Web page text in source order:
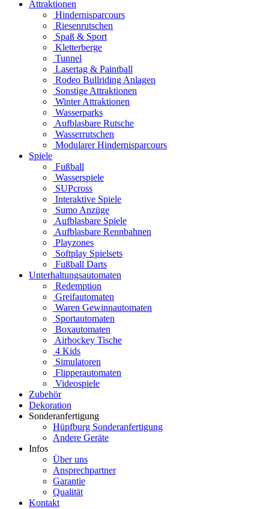
Attraktionen
Hindernisparcours
Riesenrutschen
Spaß & Sport
Kletterberge
Tunnel
Lasertag & Paintball
Rodeo Bullriding Anlagen
Sonstige Attraktionen
Winter Attraktionen
Wasserparks
Aufblasbare Rutsche
Wasserrutschen
Modularer Hindernisparcours
Spiele
Fußball
Wasserspiele
SUPcross
Interaktive Spiele
Sumo Anzüge
Aufblasbare Spiele
Aufblasbare Rennbahnen
Playzones
Softplay Spielsets
Fußball Darts
Unterhaltungsautomaten
Redemption
Greifautomaten
Waren Gewinnautomaten
Sportautomaten
Boxautomaten
Airhockey Tische
4 Kids
Simulatoren
Flipperautomaten
Videospiele
Zubehör
Dekoration
Sonderanfertigung
Hüpfburg Sonderanfertigung
Andere Geräte
Infos
Über uns
Ansprechpartner
Garantie
Qualität
Kontakt